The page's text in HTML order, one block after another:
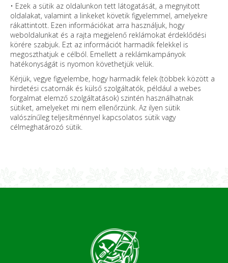
• Ezek a sütik az oldalunkon tett látogatását, a megnyitott
oldalakat, valamint a linkeket követik figyelemmel, amelyekre
rákattintott. Ezen információkat arra használjuk, hogy
weboldalunkat és a rajta megjelenő reklámokat érdeklődési
körére szabjuk. Ezt az információt harmadik felekkel is
megoszthatjuk e célból. Emellett a reklámkampányok
hatékonyságát is nyomon követhetjük velük.
Kérjük, vegye figyelembe, hogy harmadik felek (többek között a
hirdetési csatornák és külső szolgáltatók, például a webes
forgalmat elemző szolgáltatások) szintén használhatnak
sütiket, amelyeket mi nem ellenőrzünk. Az ilyen sütik
valószínűleg teljesítménnyel kapcsolatos sütik vagy
célmeghatározó sütik.